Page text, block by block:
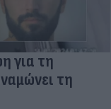
για τη
τη